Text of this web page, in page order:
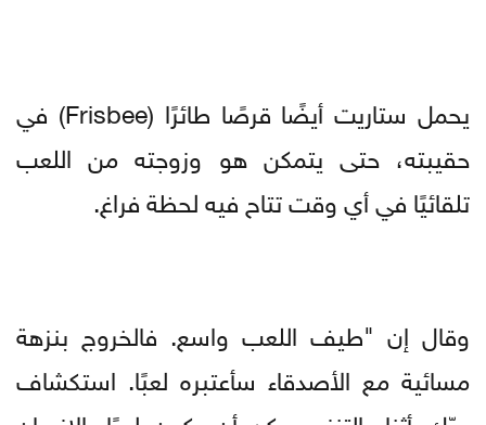
يحمل ستاريت أيضًا قرصًا طائرًا (Frisbee) في
حقيبته، حتى يتمكن هو وزوجته من اللعب
تلقائيًا في أي وقت تتاح فيه لحظة فراغ.
وقال إن "طيف اللعب واسع. فالخروج بنزهة
مسائية مع الأصدقاء سأعتبره لعبًا. استكشاف